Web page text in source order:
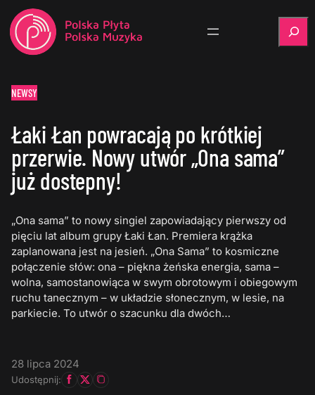
NEWSY
Łaki Łan powracają po krótkiej
przerwie. Nowy utwór „Ona sama”
już dostepny!
„Ona sama” to nowy singiel zapowiadający pierwszy od
pięciu lat album grupy Łaki Łan. Premiera krążka
zaplanowana jest na jesień. „Ona Sama” to kosmiczne
połączenie słów: ona – piękna żeńska energia, sama –
wolna, samostanowiąca w swym obrotowym i obiegowym
ruchu tanecznym – w układzie słonecznym, w lesie, na
parkiecie. To utwór o szacunku dla dwóch…
28 lipca 2024
Udostępnij: